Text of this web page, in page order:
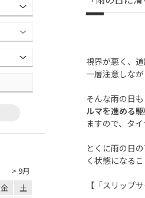
視界が悪く、
一層注意しな
そんな雨の日
ルマを進める
ますので、タ
とくに雨の日
く状態になる
【「スリップ
> 9月
金
土